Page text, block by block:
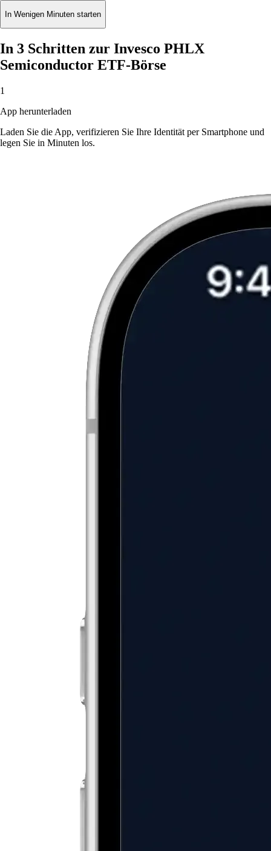
In Wenigen Minuten starten
In 3 Schritten zur Invesco PHLX
Semiconductor ETF-Börse
1
App herunterladen
Laden Sie die App, verifizieren Sie Ihre Identität per Smartphone und
legen Sie in Minuten los.